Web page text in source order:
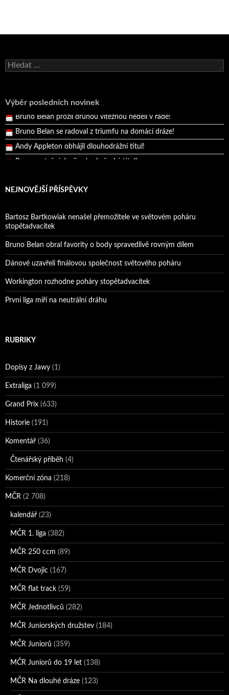
Vyhledávání
Výběr posledních novinek
Andy Appleton obhájil dlouhodrážní titul!
Bruno Belan prožil druhou vítěznou neděli v řadě!
Bruno Belan se radoval z triumfu na domácí dráze!
Reprezentační dvojice brala český titul!
NEJNOVĚJŠÍ PŘÍSPĚVKY
Bartosz Bartkowiak nenašel přemožitele ve světovém poháru
stopětadvacítek
Bruno Belan obral favority o body spravedlivě rovným dílem
Dánové uzavřeli finálovou společnost světového poháru
Workington rozhodne poháry stopětadvacítek
První liga míří na neutrální dráhu
RUBRIKY
Dopisy z Jawy (1)
Extraliga (1 099)
Grand Prix (633)
Historie (191)
Komentář (36)
Čtenářský příběh (4)
Komerční zóna (218)
MČR (2 708)
kalendář (23)
MČR 1. liga (382)
MČR 250 ccm (89)
MČR Dvojic (167)
MČR flat track (59)
MČR Jednotlivců (282)
MČR Juniorských družstev (184)
MČR Juniorů (359)
MČR Juniorů do 19 let (138)
MČR Na dlouhé dráze (123)